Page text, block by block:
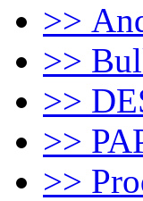
>>
>>
>>
>>
>>